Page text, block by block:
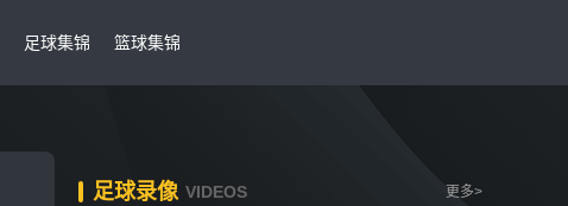
足球集锦 篮球集锦
足球录像 VIDEOS 更多>